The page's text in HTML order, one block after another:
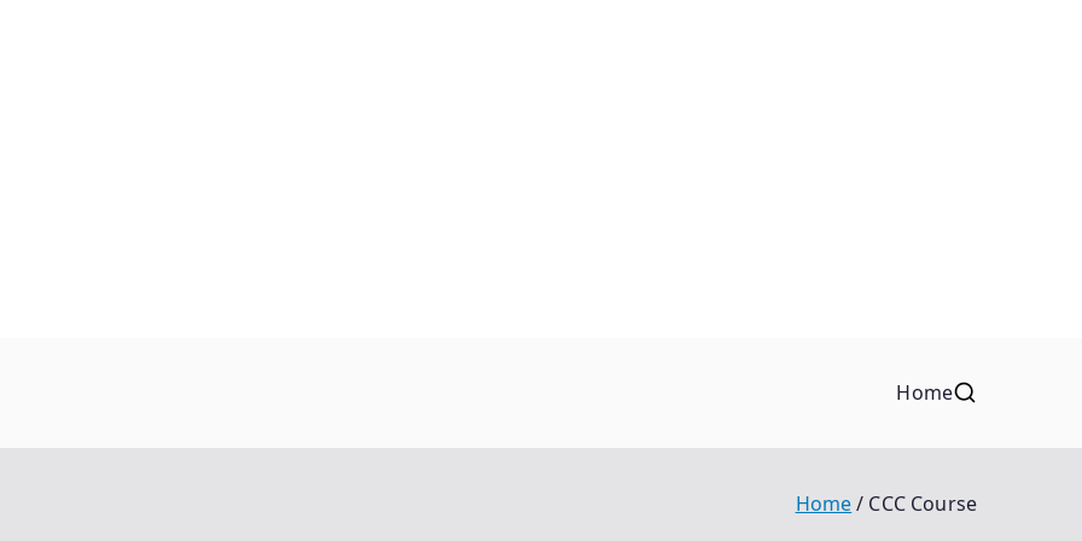
Home
Home CCC Course